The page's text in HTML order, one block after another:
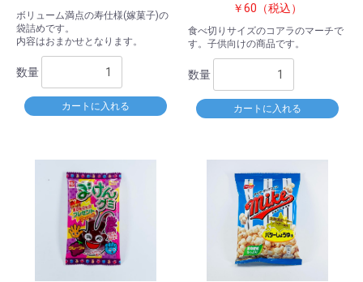
ボリューム満点の寿仕様(嫁菓子)の
袋詰めです。
内容はおまかせとなります。
数量
カートに入れる
￥60（税込）
食べ切りサイズのコアラのマーチで
す。子供向けの商品です。
数量
カートに入れる